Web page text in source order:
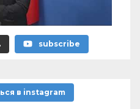
subscribe
в instagram